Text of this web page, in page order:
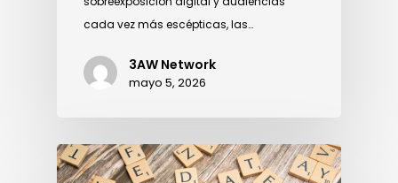
cada vez más escépticas, las…
3AW Network
mayo 5, 2026